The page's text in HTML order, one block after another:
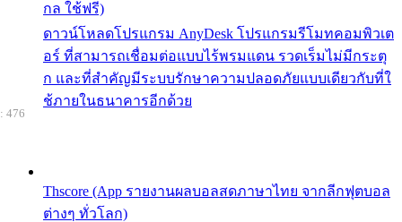
กล ใช้ฟรี)
ดาวน์โหลดโปรแกรม AnyDesk โปรแกรมรีโมทคอมพิวเต
อร์ ที่สามารถเชื่อมต่อแบบไร้พรมแดน รวดเร็มไม่มีกระตุ
ก และที่สำคัญมีระบบรักษาความปลอดภัยแบบเดียวกับที่ใ
ช้ภายในธนาคารอีกด้วย
Thscore (App รายงานผลบอลสดภาษาไทย จากลีกฟุตบอล
ต่างๆ ทั่วโลก)
476